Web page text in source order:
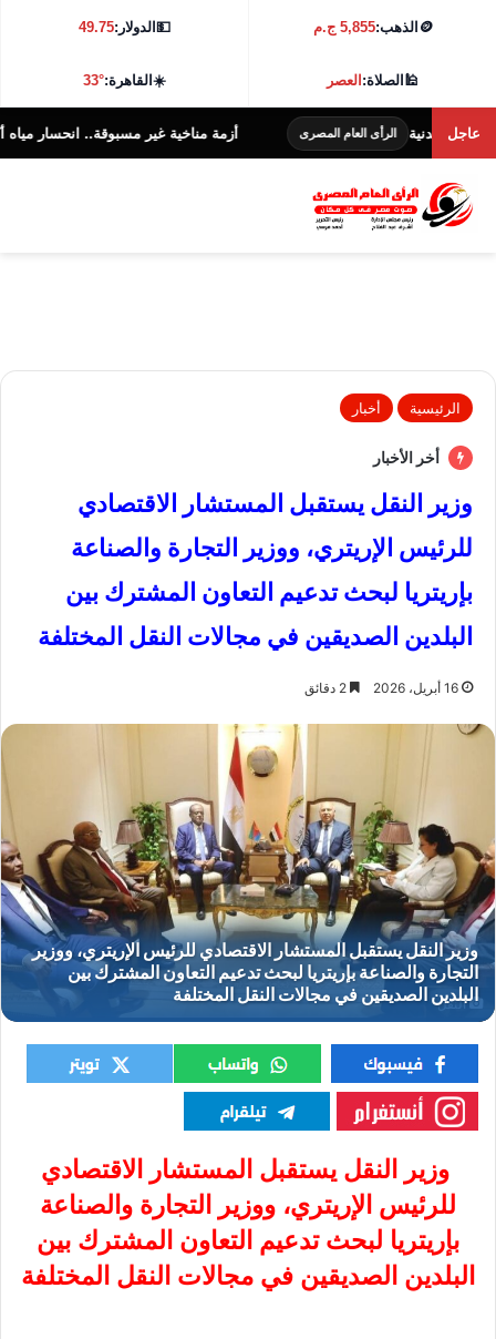
🪙 الذهب:5,855 ج.م 💵الدولار:49.75
🕌الصلاة:العصر ☀️القاهرة:33°
عاجل
الرأى العام المصرى أزمة مناخية غير مسبوقة.. انحسار مياه أكبر نهرين فى
الرئيسية أخبار
أخر الأخبار
وزير النقل يستقبل المستشار الاقتصادي
للرئيس الإريتري، ووزير التجارة والصناعة
بإريتريا لبحث تدعيم التعاون المشترك بين
البلدين الصديقين في مجالات النقل المختلفة
16 أبريل، 2026
النقل
وزير النقل يستقبل المستشار الاقتصادي
للرئيس الإريتري، ووزير التجارة والصناعة
بإريتريا لبحث تدعيم التعاون المشترك بين
البلدين الصديقين في مجالات النقل المختلفة